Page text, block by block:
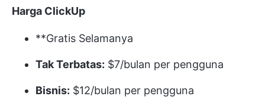
Harga ClickUp
**Gratis Selamanya
Tak Terbatas: $7/bulan per pengguna
Bisnis: $12/bulan per pengguna